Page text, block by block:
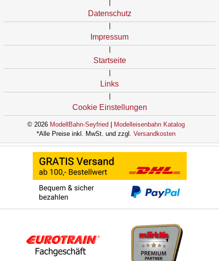
Datenschutz
Impressum
Startseite
Links
Cookie Einstellungen
© 2026 ModellBahn-Seyfried
Modelleisenbahn Katalog
*Alle Preise inkl. MwSt. und zzgl. Versandkosten